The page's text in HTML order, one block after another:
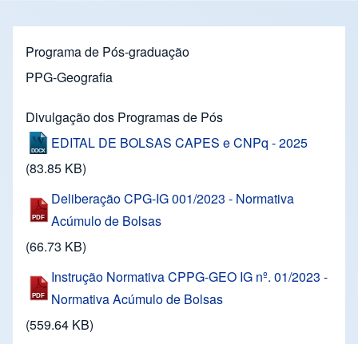
Programa de Pós-graduação
PPG-Geografia
Divulgação dos Programas de Pós
EDITAL DE BOLSAS CAPES e CNPq - 2025
(83.85 KB)
Deliberação CPG-IG 001/2023 - Normativa
Acúmulo de Bolsas
(66.73 KB)
Instrução Normativa CPPG-GEO IG nº. 01/2023 -
Normativa Acúmulo de Bolsas
(559.64 KB)